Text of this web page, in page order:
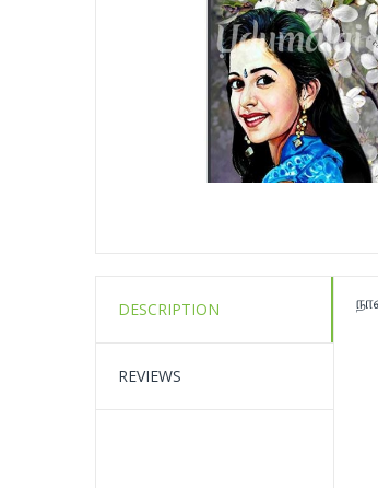
DESCRIPTION
REVIEWS